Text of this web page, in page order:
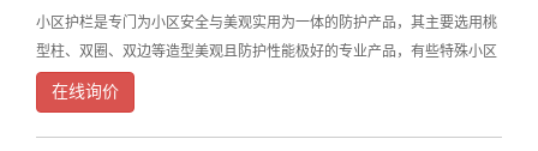
小区护栏是专门为小区安全与美观实用为一体的防护产品，其主要选用桃
型柱、双圈、双边等造型美观且防护性能极好的专业产品，有些特殊小区
的护栏立柱上方也为V型，上端与刺绳相结合大大的加强了小区的安全。
本产品制作过程当中不采用任何的焊接方式，全程采用
在线询价